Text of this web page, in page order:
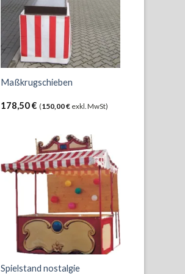
Maßkrugschieben
178,50€ (150,00€ exkl. MwSt)
Spielstand nostalgie